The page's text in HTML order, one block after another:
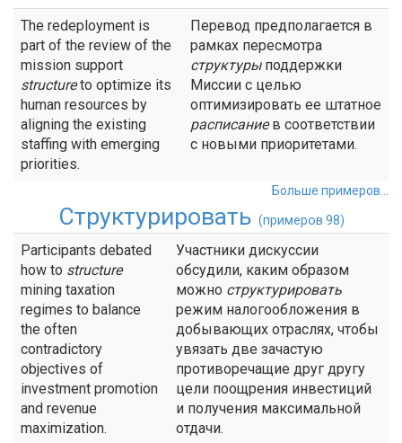
The redeployment is
part of the review of the
mission support
structureto optimize its
human resources by
aligning the existing
staffing with emerging
priorities.
Перевод предполагается в
рамках пересмотра
структурыподдержки
Миссии с целью
оптимизировать ее штатное
расписаниев соответствии
с новыми приоритетами.
Больше примеров...
Структурировать (примеров 98)
Participants debated
how to structure
mining taxation
regimes to balance
the often
contradictory
objectives of
investment promotion
and revenue
maximization.
Участники дискуссии
обсудили, каким образом
можно структурировать
режим налогообложения в
добывающих отраслях, чтобы
увязать две зачастую
противоречащие друг другу
цели поощрения инвестиций
и получения максимальной
отдачи.